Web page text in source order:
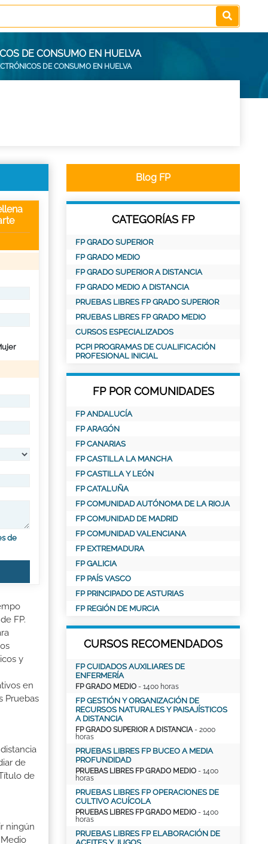
DE CONSUMO EN HUELVA
DE CONSUMO EN HUELVA
de
FP.
y
en
Pruebas
de
de
ningún
Blog FP
CATEGORÍAS FP
FP GRADO SUPERIOR
FP GRADO MEDIO
FP GRADO SUPERIOR A DISTANCIA
FP GRADO MEDIO A DISTANCIA
PRUEBAS LIBRES FP GRADO SUPERIOR
PRUEBAS LIBRES FP GRADO MEDIO
CURSOS ESPECIALIZADOS
PCPI PROGRAMAS DE CUALIFICACIÓN
PROFESIONAL INICIAL
FP POR COMUNIDADES
FP ANDALUCÍA
FP ARAGÓN
FP CANARIAS
FP CASTILLA LA MANCHA
FP CASTILLA Y LEÓN
FP CATALUÑA
FP COMUNIDAD AUTÓNOMA DE LA RIOJA
FP COMUNIDAD DE MADRID
FP COMUNIDAD VALENCIANA
FP EXTREMADURA
FP GALICIA
FP PAÍS VASCO
FP PRINCIPADO DE ASTURIAS
FP REGIÓN DE MURCIA
CURSOS RECOMENDADOS
FP CUIDADOS AUXILIARES DE
ENFERMERÍA
FP GRADO MEDIO - 1400 horas
FP GESTIÓN Y ORGANIZACIÓN DE
RECURSOS NATURALES Y PAISAJÍSTICOS
A DISTANCIA
FP GRADO SUPERIOR A DISTANCIA- 2000
horas
PRUEBAS LIBRES FP BUCEO A MEDIA
PROFUNDIDAD
PRUEBAS LIBRES FP GRADO MEDIO - 1400
horas
PRUEBAS LIBRES FP OPERACIONES DE
CULTIVO ACUÍCOLA
PRUEBAS LIBRES FP GRADO MEDIO - 1400
horas
PRUEBAS LIBRES FP ELABORACIÓN DE